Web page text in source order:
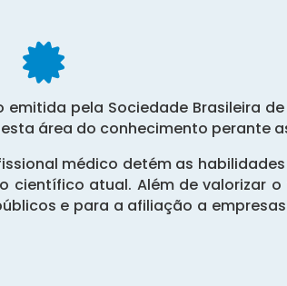

pela Sociedade Brasileira
área do conhecimento perante
médico detém as
científico atual. Além de valorizar
e para a afiliação a